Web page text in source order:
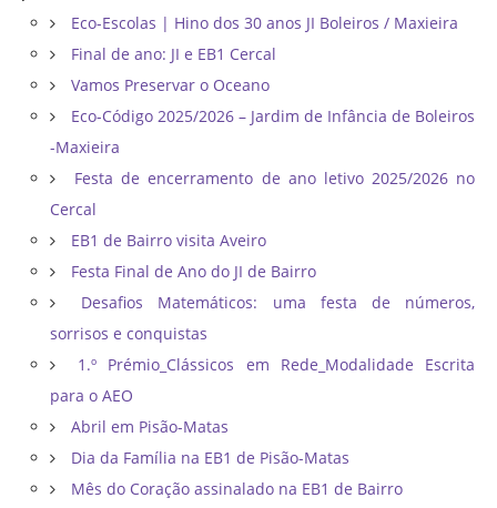
Eco-Escolas | Hino dos 30 anos JI Boleiros / Maxieira
Final de ano: JI e EB1 Cercal
Vamos Preservar o Oceano
Eco-Código 2025/2026 – Jardim de Infância de Boleiros
-Maxieira
Festa de encerramento de ano letivo 2025/2026 no
Cercal
EB1 de Bairro visita Aveiro
Festa Final de Ano do JI de Bairro
Desafios Matemáticos: uma festa de números,
sorrisos e conquistas
1.º Prémio_Clássicos em Rede_Modalidade Escrita
para o AEO
Abril em Pisão-Matas
Dia da Família na EB1 de Pisão-Matas
Mês do Coração assinalado na EB1 de Bairro